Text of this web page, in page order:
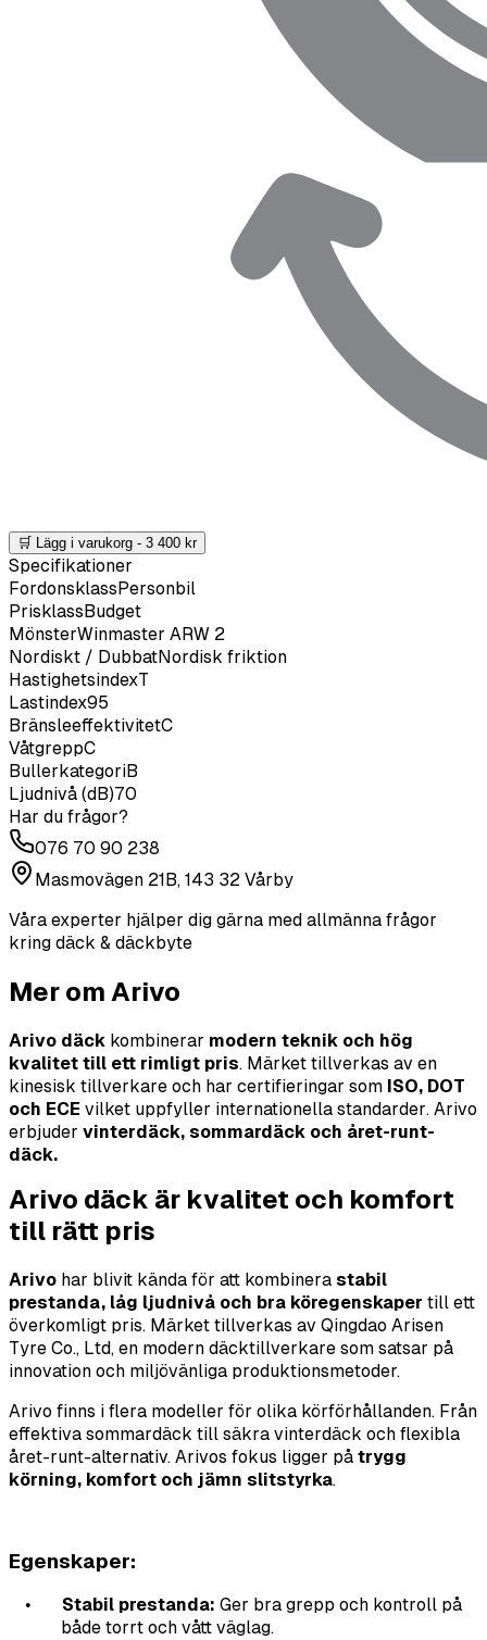
🛒 Lägg i varukorg - 3 400 kr
Specifikationer
FordonsklassPersonbil
PrisklassBudget
MönsterWinmaster ARW 2
Nordiskt / DubbatNordisk friktion
HastighetsindexT
Lastindex95
BränsleeffektivitetC
VåtgreppC
BullerkategoriB
Ljudnivå (dB)70
Har du frågor?
076 70 90 238
Masmovägen 21B, 143 32 Vårby
Våra experter hjälper dig gärna med allmänna frågor
kring däck & däckbyte
Mer om Arivo
Arivo däck kombinerar modern teknik och hög
kvalitet till ett rimligt pris. Märket tillverkas av en
kinesisk tillverkare och har certifieringar som ISO, DOT
och ECE vilket uppfyller internationella standarder. Arivo
erbjuder vinterdäck, sommardäck och året-runt-
däck.
Arivo däck är kvalitet och komfort
till rätt pris
Arivo har blivit kända för att kombinera stabil
prestanda, låg ljudnivå och bra köregenskaper till ett
överkomligt pris. Märket tillverkas av Qingdao Arisen
Tyre Co., Ltd, en modern däcktillverkare som satsar på
innovation och miljövänliga produktionsmetoder.
Arivo finns i flera modeller för olika körförhållanden. Från
effektiva sommardäck till säkra vinterdäck och flexibla
året-runt-alternativ. Arivos fokus ligger på trygg
körning, komfort och jämn slitstyrka.
Egenskaper:
• Stabil prestanda: Ger bra grepp och kontroll på
både torrt och vått väglag.